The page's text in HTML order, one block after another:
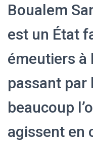
Boualem
est un État
émeutiers à
passant par
beaucoup
agissent en